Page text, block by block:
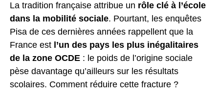
La tradition française attribue un rôle clé à l’école
dans la mobilité sociale. Pourtant, les enquêtes
Pisa de ces dernières années rappellent que la
France est l’un des pays les plus inégalitaires
de la zone OCDE : le poids de l’origine sociale
pèse davantage qu’ailleurs sur les résultats
scolaires. Comment réduire cette fracture ?